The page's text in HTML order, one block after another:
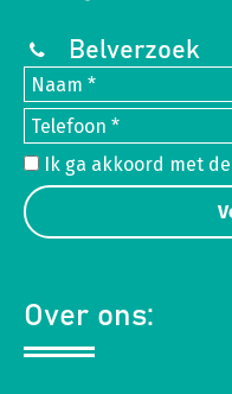
Belverzoek
Ik ga akkoord met de
Over ons: